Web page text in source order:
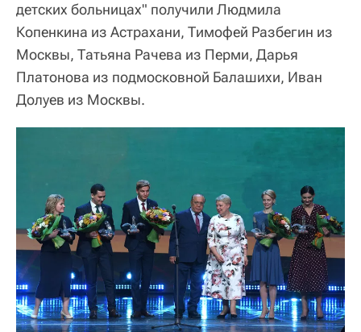
детских больницах" получили Людмила
Копенкина из Астрахани, Тимофей Разбегин из
Москвы, Татьяна Рачева из Перми, Дарья
Платонова из подмосковной Балашихи, Иван
Долуев из Москвы.